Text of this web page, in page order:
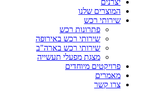
יצרנים
המוצרים שלנו
שירותי רכש
פתרונות רכש
שירותי רכש באירופה
שירותי רכש בארה"ב
מצגת מפעלי תעשייה
פרויקטים מיוחדים
מאמרים
צרו קשר